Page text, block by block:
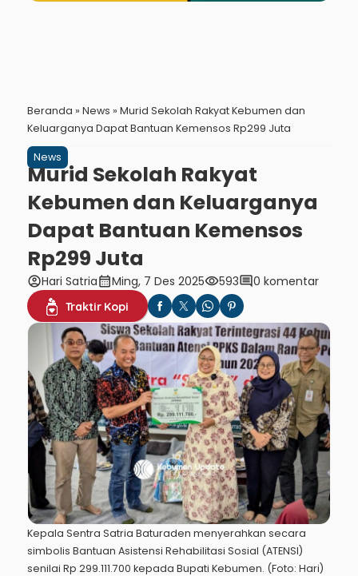
Beranda » News » Murid Sekolah Rakyat Kebumen dan
Keluarganya Dapat Bantuan Kemensos Rp299 Juta
News
Murid Sekolah Rakyat
Kebumen dan Keluarganya
Dapat Bantuan Kemensos
Rp299 Juta
account_circleHari Satriacalendar_monthMing, 7 Des 2025visibility593comment0 komentar
Traktir Kopi
Kepala Sentra Satria Baturaden menyerahkan secara
simbolis Bantuan Asistensi Rehabilitasi Sosial (ATENSI)
senilai Rp 299.111.700 kepada Bupati Kebumen. (Foto: Hari)